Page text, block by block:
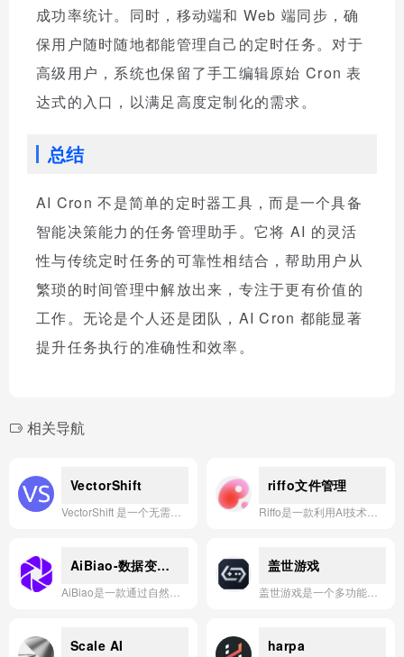
成功率统计。同时，移动端和 Web 端同步，确
保用户随时随地都能管理自己的定时任务。对于
高级用户，系统也保留了手工编辑原始 Cron 表
达式的入口，以满足高度定制化的需求。
总结
AI Cron 不是简单的定时器工具，而是一个具备
智能决策能力的任务管理助手。它将 AI 的灵活
性与传统定时任务的可靠性相结合，帮助用户从
繁琐的时间管理中解放出来，专注于更有价值的
工作。无论是个人还是团队，AI Cron 都能显著
提升任务执行的准确性和效率。
相关导航
VectorShift riffo文件管理
AiBiao-数据变图表 盖世游戏
Scale AI harpa